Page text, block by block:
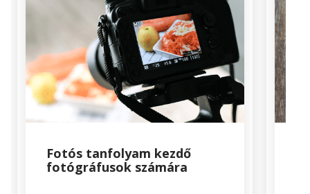
Fotós tanfolyam kezdő
fotógráfusok számára